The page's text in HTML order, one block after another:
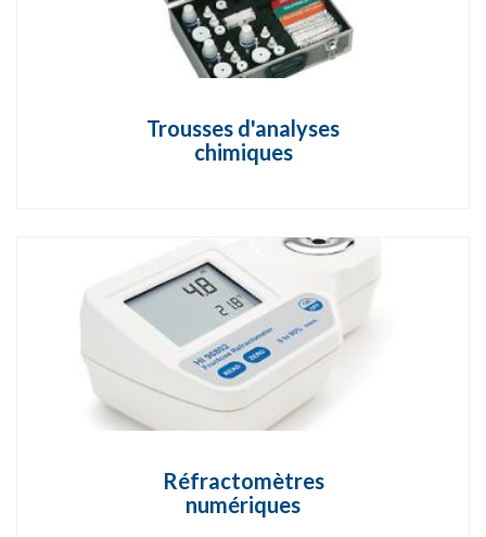
Trousses d'analyses
chimiques
Réfractomètres
numériques